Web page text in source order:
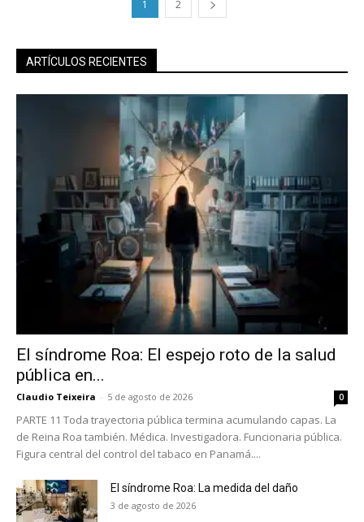
1 2
ARTÍCULOS RECIENTES
El síndrome Roa: El espejo roto de la salud
pública en...
Claudio Teixeira - 5 de agosto de 2026 0
PARTE 11 Toda trayectoria pública termina acumulando capas. La
de Reina Roa también. Médica. Investigadora. Funcionaria pública.
Figura central del control del tabaco en Panamá....
El síndrome Roa: La medida del daño
3 de agosto de 2026